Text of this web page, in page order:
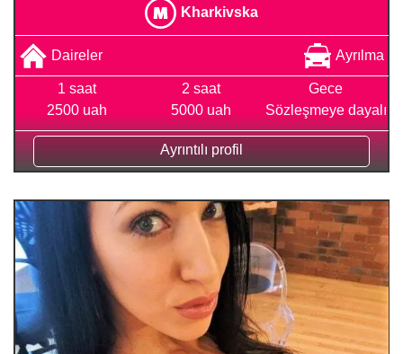
Kharkivska
Daireler Ayrılma
1 saat
2500 uah
2 saat
5000 uah
Gece
Sözleşmeye dayalı
Ayrıntılı profil